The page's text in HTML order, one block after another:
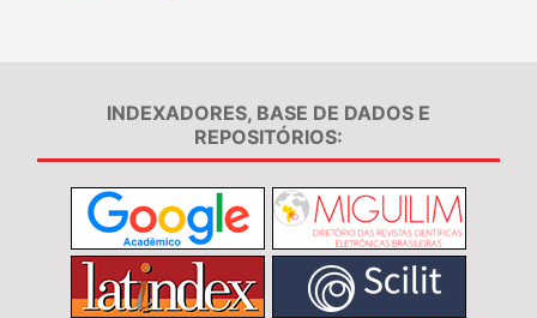
INDEXADORES, BASE DE DADOS E
REPOSITÓRIOS: